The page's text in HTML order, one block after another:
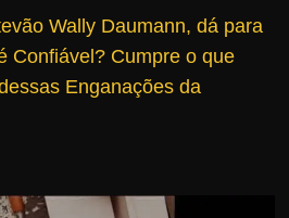
Wally Daumann, dá para
Confiável? Cumpre o que
Enganações da